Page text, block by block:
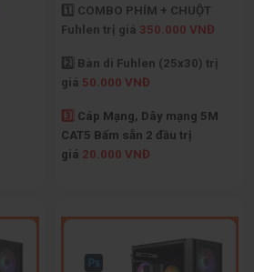
1️⃣ COMBO PHÍM + CHUỘT
Fuhlen trị giá 350.000 VNĐ
2️⃣ Bàn di Fuhlen (25x30) trị
giá 50.000 VNĐ
3️⃣ Cáp Mạng, Dây mạng 5M
CAT5 Bấm sẵn 2 đầu trị
giá 20.000 VNĐ